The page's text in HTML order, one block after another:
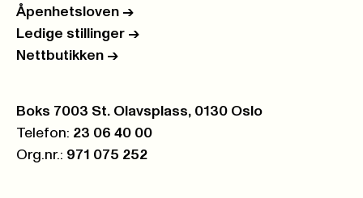
Åpenhetsloven ->
Ledige stillinger ->
Nettbutikken ->
Postboks:
Boks 7003 St. Olavsplass, 0130 Oslo
Telefon: 23 06 40 00
Org.nr.: 971 075 252